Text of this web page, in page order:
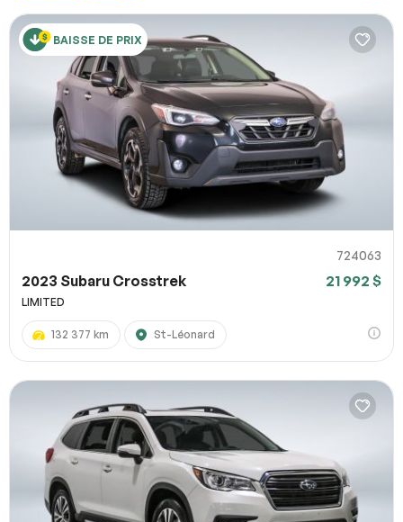
BAISSE DE PRIX
724063
2023 Subaru Crosstrek 21 992 $
LIMITED
132 377 km St-Léonard